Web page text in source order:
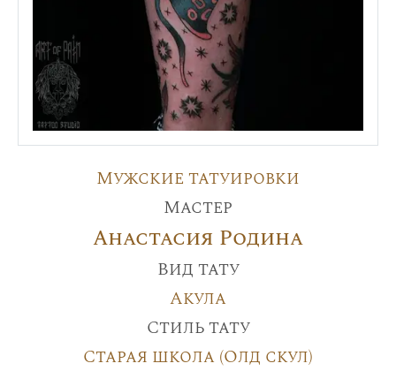
Мужские татуировки
Мастер
Анастасия Родина
Вид тату
Акула
Стиль тату
Старая школа (Олд скул)